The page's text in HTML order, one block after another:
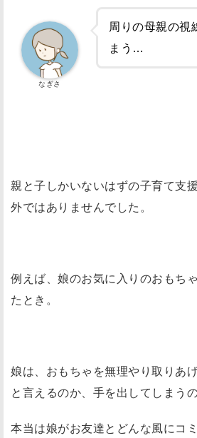
周りの母親の視
まう…
なぎさ
親と子しかいないはずの子育て支
外ではありませんでした。
例えば、娘のお気に入りのおもち
たとき。
娘は、おもちゃを無理やり取りあげ
と言えるのか、手を出してしまうの
本当は娘がお友達とどんな風にコ